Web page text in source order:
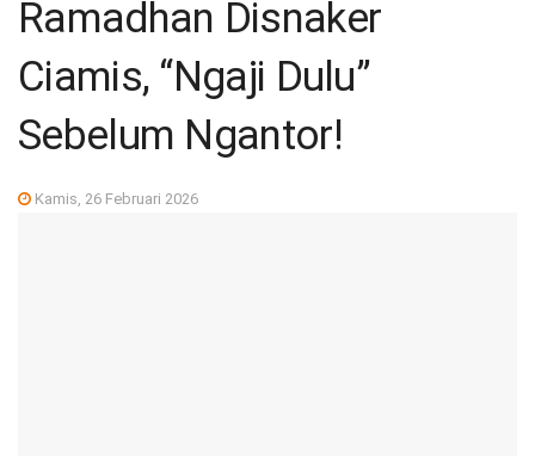
Ramadhan Disnaker
Ciamis, “Ngaji Dulu”
Sebelum Ngantor!
Kamis, 26 Februari 2026